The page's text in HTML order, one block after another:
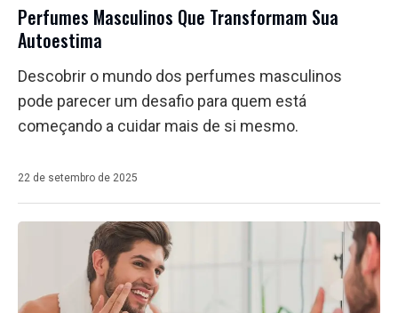
Perfumes Masculinos Que Transformam Sua
Autoestima
Descobrir o mundo dos perfumes masculinos
pode parecer um desafio para quem está
começando a cuidar mais de si mesmo.
22 de setembro de 2025